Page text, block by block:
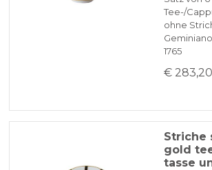
Tee-/
ohne
1765
€ 283,20
Striche
gold
tasse